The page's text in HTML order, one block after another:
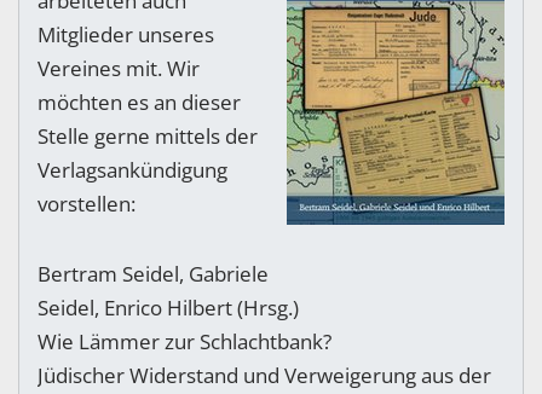
Mitglieder unseres
Vereines mit. Wir
möchten es an dieser
Stelle gerne mittels der
Verlagsankündigung
vorstellen:
Bertram Seidel, Gabriele
Seidel, Enrico Hilbert (Hrsg.)
Wie Lämmer zur Schlachtbank?
Jüdischer Widerstand und Verweigerung aus der